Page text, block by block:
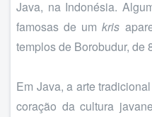
Java, na Indonésia.
famosas de umkris
templos de Borobudur, de
Em Java, a arte
coração da cultura